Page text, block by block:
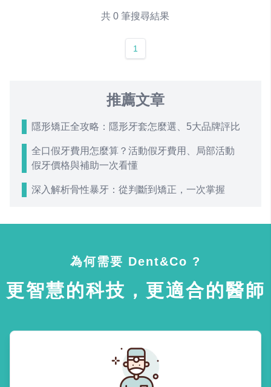
共 0 筆搜尋結果
1
推薦文章
隱形矯正全攻略：隱形牙套怎麼選、5大品牌評比
全口假牙費用怎麼算？活動假牙費用、局部活動
假牙價格與補助一次看懂
深入解析骨性暴牙：從判斷到矯正，一次掌握
為何需要 Dent&Co ?
更智慧的科技，更適合的醫師